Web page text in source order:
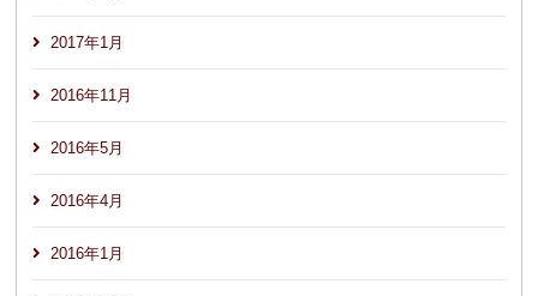
2017年1月
2016年11月
2016年5月
2016年4月
2016年1月